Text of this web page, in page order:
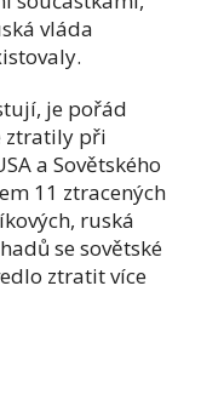
vláda
je pořád
ztratily při
a Sovětského
11 ztracených
ruská
se sovětské
ztratit více